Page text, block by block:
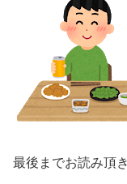
最後までお読み頂